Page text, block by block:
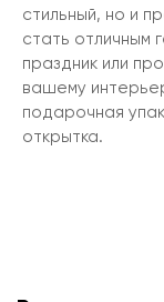
стильный, но и
стать отличным
праздник или
вашему
подарочная
открытка.